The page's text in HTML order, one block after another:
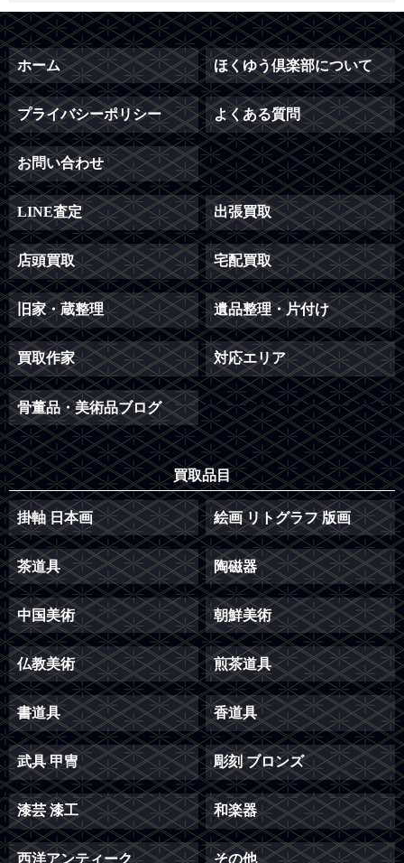
ホーム ほくゆう倶楽部について
プライバシーポリシー よくある質問
お問い合わせ
LINE査定 出張買取
店頭買取 宅配買取
旧家・蔵整理 遺品整理・片付け
買取作家 対応エリア
骨董品・美術品ブログ
買取品目
掛軸 日本画 絵画 リトグラフ 版画
茶道具 陶磁器
中国美術 朝鮮美術
仏教美術 煎茶道具
書道具 香道具
武具 甲冑 彫刻 ブロンズ
漆芸 漆工 和楽器
西洋アンティーク その他